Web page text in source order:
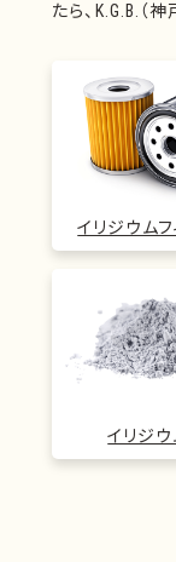
たら、K.G.B.（
イリジウム
イリジ